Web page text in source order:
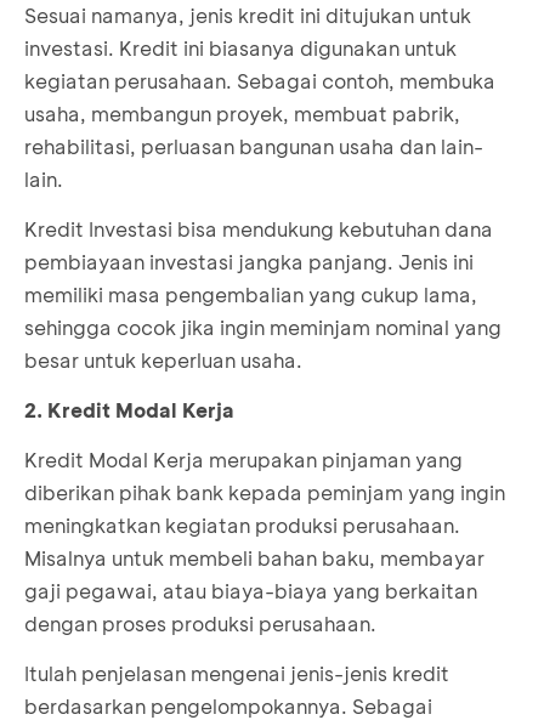
Sesuai namanya, jenis kredit ini ditujukan untuk
investasi. Kredit ini biasanya digunakan untuk
kegiatan perusahaan. Sebagai contoh, membuka
usaha, membangun proyek, membuat pabrik,
rehabilitasi, perluasan bangunan usaha dan lain-
lain.
Kredit Investasi bisa mendukung kebutuhan dana
pembiayaan investasi jangka panjang. Jenis ini
memiliki masa pengembalian yang cukup lama,
sehingga cocok jika ingin meminjam nominal yang
besar untuk keperluan usaha.
2. Kredit Modal Kerja
Kredit Modal Kerja merupakan pinjaman yang
diberikan pihak bank kepada peminjam yang ingin
meningkatkan kegiatan produksi perusahaan.
Misalnya untuk membeli bahan baku, membayar
gaji pegawai, atau biaya-biaya yang berkaitan
dengan proses produksi perusahaan.
Itulah penjelasan mengenai jenis-jenis kredit
berdasarkan pengelompokannya. Sebagai